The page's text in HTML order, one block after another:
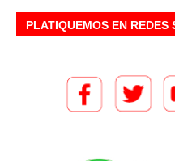
PLATIQUEMOS EN REDES